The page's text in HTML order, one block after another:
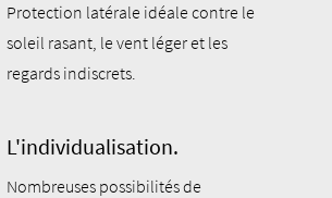
Protection latérale idéale contre le
soleil rasant, le vent léger et les
regards indiscrets.
L'individualisation.
Nombreuses possibilités de